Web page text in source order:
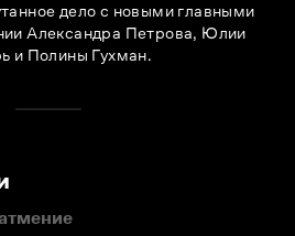
дело с новыми главными
Александра Петрова, Юлии
и Полины Гухман.